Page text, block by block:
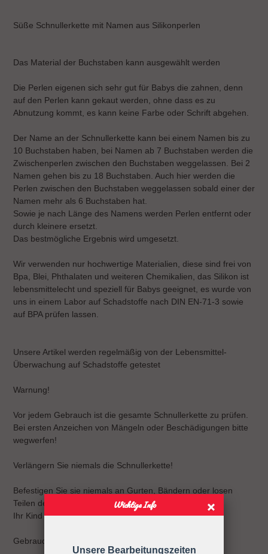
hinzugefügt
Süße Schnullerkette mit Namen aus Silikonperlen
Das Material der Buchstaben kann ausgewählt werden
Die Perlen eigenen sich sehr gut für Babys die zahnen, denn
auf den Perlen kann gekaut werden, ohne dass es zu
Abnutzung kommt, es kann keine Farbe oder Schrift abgehen.
Der Name an der Schnullerkette kann bei einem Namen bis zu
10 Buchstaben haben, bei Namen ab 7 Buchstaben werden die
Zwischenperlen zwischen den Buchstaben weggelassen. Bei 2
Namen gehen bis zu 18 Buchstaben. Auch hier werden die
Perlen zwischen den Buchstaben weggelassen sobald einer der
Namen mehr als 6 Buchstaben hat.
Sowie je nach Länge des Namens werden Perlen entfernt oder
durch kleinere ersetzt.
Das bestmögliche Ergebnis wird umgesetzt.
Wir verwenden nur hochwertige Materialien, diese sind frei von
Bpa, Blei, Phthalaten und weiteren Chemikalien, das Silikon ist
lebensmittelecht und speziell für Babys geeignet, es wurde von
uns in einem Labor auf Schadstoffe nach DIN EN-71-3 sowie
auf BPA prüfen lassen.
Unsere Artikel werden regelmäßig von der Lebensmittel-
Überwachung auf Schadstoffe getestet
Warnung!
Vor jedem Gebrauch ist die gesamte Schnullerkette zu prüfen.
Bei ersten Anzeichen von Mängeln oder Beschädigungen bitte
wegwerfen!
Verlängern Sie niemals die Schnullerkette!
Befestigen Sie sie niemals an Gurten, Bändern oder losen
Teilen der Kleidung.
Ihr Kind kann sich strangulieren.
Gebrauchsanweisung
Wichtige Info
Unsere Bearbeitungszeiten